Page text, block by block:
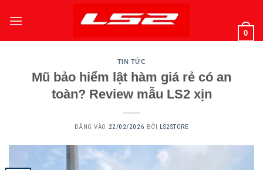
qua
0
TIN TỨC
Mũ bảo hiểm lật hàm giá rẻ có an
toàn? Review mẫu LS2 xịn
ĐĂNG VÀO 22/02/2026 BỞI LS2STORE